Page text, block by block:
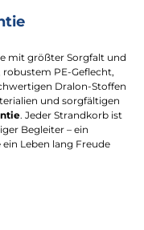
mit größter Sorgfalt und
robustem PE-Geflecht,
Dralon-Stoffen
und sorgfältigen
. Jeder Strandkorb ist
Begleiter – ein
Leben lang Freude